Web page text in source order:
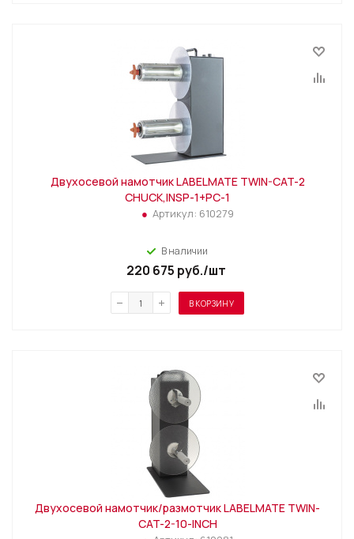
Двухосевой намотчик LABELMATE TWIN-CAT-2
CHUCK,INSP-1+PC-1
Артикул: 610279
В наличии
220 675 руб./шт
В КОРЗИНУ
Двухосевой намотчик/размотчик LABELMATE TWIN-
CAT-2-10-INCH